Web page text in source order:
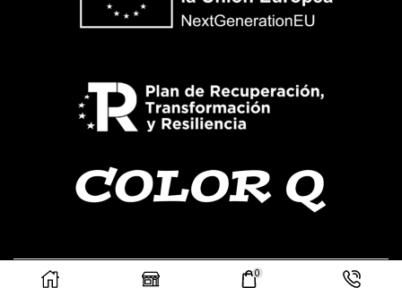
Copyright Color Q ® 2023
0